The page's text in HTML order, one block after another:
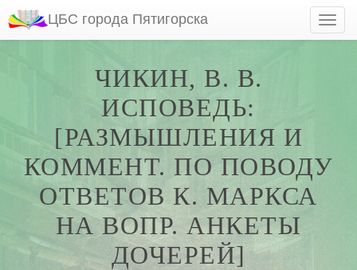
ЦБС города Пятигорска
ЧИКИН, В. В.
ИСПОВЕДЬ:
[РАЗМЫШЛЕНИЯ И
КОММЕНТ. ПО ПОВОДУ
ОТВЕТОВ К. МАРКСА
НА ВОПР. АНКЕТЫ
ДОЧЕРЕЙ]